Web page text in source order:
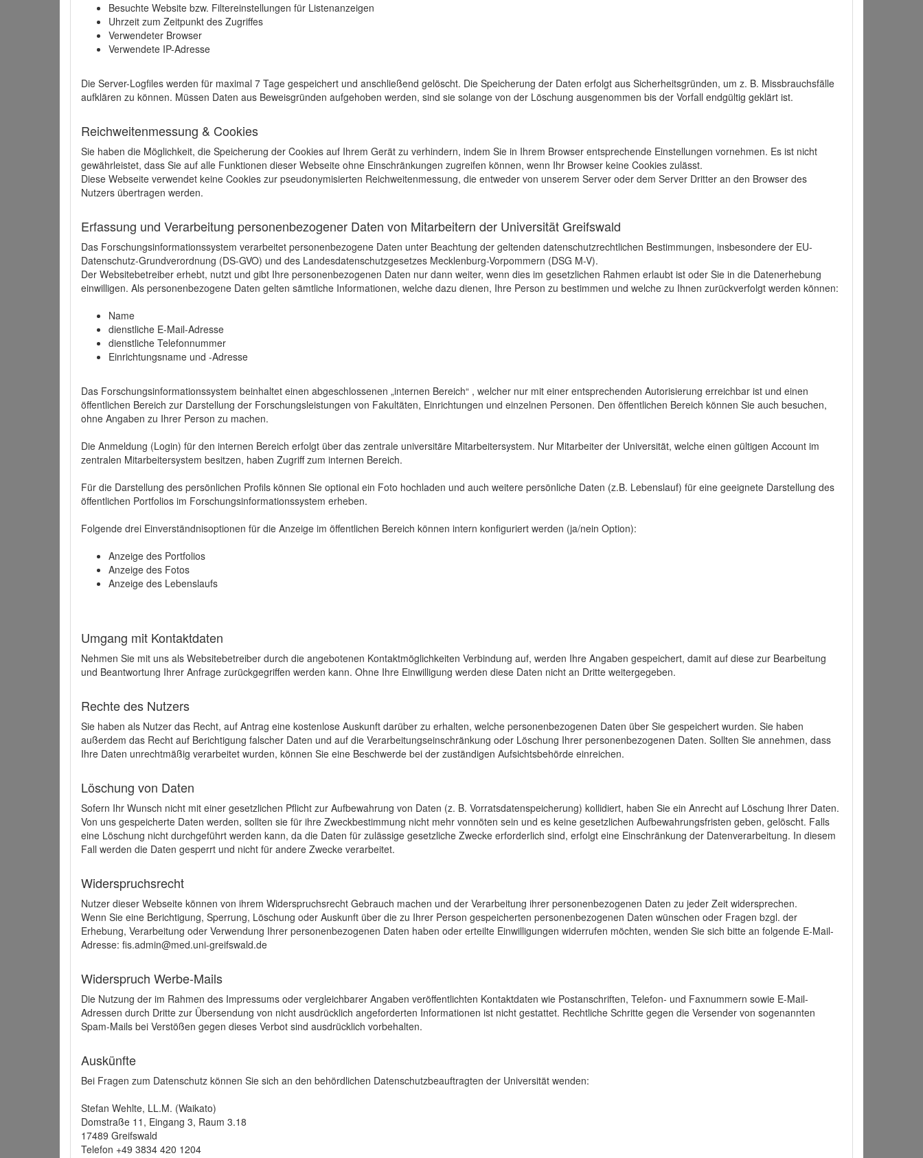
Besuchte Website bzw. Filtereinstellungen für Listenanzeigen
Uhrzeit zum Zeitpunkt des Zugriffes
Verwendeter Browser
Verwendete IP-Adresse
Die Server-Logfiles werden für maximal 7 Tage gespeichert und anschließend gelöscht. Die Speicherung der Daten erfolgt aus Sicherheitsgründen, um z. B. Missbrauchsfälle
aufklären zu können. Müssen Daten aus Beweisgründen aufgehoben werden, sind sie solange von der Löschung ausgenommen bis der Vorfall endgültig geklärt ist.
Reichweitenmessung & Cookies
Sie haben die Möglichkeit, die Speicherung der Cookies auf Ihrem Gerät zu verhindern, indem Sie in Ihrem Browser entsprechende Einstellungen vornehmen. Es ist nicht
gewährleistet, dass Sie auf alle Funktionen dieser Webseite ohne Einschränkungen zugreifen können, wenn Ihr Browser keine Cookies zulässt.
Diese Webseite verwendet keine Cookies zur pseudonymisierten Reichweitenmessung, die entweder von unserem Server oder dem Server Dritter an den Browser des
Nutzers übertragen werden.
Erfassung und Verarbeitung personenbezogener Daten von Mitarbeitern der Universität Greifswald
Das Forschungsinformationssystem verarbeitet personenbezogene Daten unter Beachtung der geltenden datenschutzrechtlichen Bestimmungen, insbesondere der EU-
Datenschutz-Grundverordnung (DS-GVO) und des Landesdatenschutzgesetzes Mecklenburg-Vorpommern (DSG M-V).
Der Websitebetreiber erhebt, nutzt und gibt Ihre personenbezogenen Daten nur dann weiter, wenn dies im gesetzlichen Rahmen erlaubt ist oder Sie in die Datenerhebung
einwilligen. Als personenbezogene Daten gelten sämtliche Informationen, welche dazu dienen, Ihre Person zu bestimmen und welche zu Ihnen zurückverfolgt werden können:
Name
dienstliche E-Mail-Adresse
dienstliche Telefonnummer
Einrichtungsname und -Adresse
Das Forschungsinformationssystem beinhaltet einen abgeschlossenen „internen Bereich“ , welcher nur mit einer entsprechenden Autorisierung erreichbar ist und einen
öffentlichen Bereich zur Darstellung der Forschungsleistungen von Fakultäten, Einrichtungen und einzelnen Personen. Den öffentlichen Bereich können Sie auch besuchen,
ohne Angaben zu Ihrer Person zu machen.
Die Anmeldung (Login) für den internen Bereich erfolgt über das zentrale universitäre Mitarbeitersystem. Nur Mitarbeiter der Universität, welche einen gültigen Account im
zentralen Mitarbeitersystem besitzen, haben Zugriff zum internen Bereich.
Für die Darstellung des persönlichen Profils können Sie optional ein Foto hochladen und auch weitere persönliche Daten (z.B. Lebenslauf) für eine geeignete Darstellung des
öffentlichen Portfolios im Forschungsinformationssystem erheben.
Folgende drei Einverständnisoptionen für die Anzeige im öffentlichen Bereich können intern konfiguriert werden (ja/nein Option):
Anzeige des Portfolios
Anzeige des Fotos
Anzeige des Lebenslaufs
Umgang mit Kontaktdaten
Nehmen Sie mit uns als Websitebetreiber durch die angebotenen Kontaktmöglichkeiten Verbindung auf, werden Ihre Angaben gespeichert, damit auf diese zur Bearbeitung
und Beantwortung Ihrer Anfrage zurückgegriffen werden kann. Ohne Ihre Einwilligung werden diese Daten nicht an Dritte weitergegeben.
Rechte des Nutzers
Sie haben als Nutzer das Recht, auf Antrag eine kostenlose Auskunft darüber zu erhalten, welche personenbezogenen Daten über Sie gespeichert wurden. Sie haben
außerdem das Recht auf Berichtigung falscher Daten und auf die Verarbeitungseinschränkung oder Löschung Ihrer personenbezogenen Daten. Sollten Sie annehmen, dass
Ihre Daten unrechtmäßig verarbeitet wurden, können Sie eine Beschwerde bei der zuständigen Aufsichtsbehörde einreichen.
Löschung von Daten
Sofern Ihr Wunsch nicht mit einer gesetzlichen Pflicht zur Aufbewahrung von Daten (z. B. Vorratsdatenspeicherung) kollidiert, haben Sie ein Anrecht auf Löschung Ihrer Daten.
Von uns gespeicherte Daten werden, sollten sie für ihre Zweckbestimmung nicht mehr vonnöten sein und es keine gesetzlichen Aufbewahrungsfristen geben, gelöscht. Falls
eine Löschung nicht durchgeführt werden kann, da die Daten für zulässige gesetzliche Zwecke erforderlich sind, erfolgt eine Einschränkung der Datenverarbeitung. In diesem
Fall werden die Daten gesperrt und nicht für andere Zwecke verarbeitet.
Widerspruchsrecht
Nutzer dieser Webseite können von ihrem Widerspruchsrecht Gebrauch machen und der Verarbeitung ihrer personenbezogenen Daten zu jeder Zeit widersprechen.
Wenn Sie eine Berichtigung, Sperrung, Löschung oder Auskunft über die zu Ihrer Person gespeicherten personenbezogenen Daten wünschen oder Fragen bzgl. der
Erhebung, Verarbeitung oder Verwendung Ihrer personenbezogenen Daten haben oder erteilte Einwilligungen widerrufen möchten, wenden Sie sich bitte an folgende E-Mail-
Adresse: fis.admin@med.uni-greifswald.de
Widerspruch Werbe-Mails
Die Nutzung der im Rahmen des Impressums oder vergleichbarer Angaben veröffentlichten Kontaktdaten wie Postanschriften, Telefon- und Faxnummern sowie E-Mail-
Adressen durch Dritte zur Übersendung von nicht ausdrücklich angeforderten Informationen ist nicht gestattet. Rechtliche Schritte gegen die Versender von sogenannten
Spam-Mails bei Verstößen gegen dieses Verbot sind ausdrücklich vorbehalten.
Auskünfte
Bei Fragen zum Datenschutz können Sie sich an den behördlichen Datenschutzbeauftragten der Universität wenden:
Stefan Wehlte, LL.M. (Waikato)
Domstraße 11, Eingang 3, Raum 3.18
17489 Greifswald
Telefon +49 3834 420 1204